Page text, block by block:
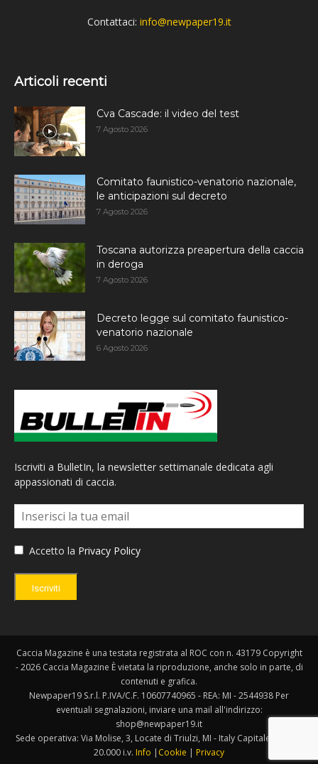
Contattaci: info@newpaper19.it
Articoli recenti
Cva Cascade: il video del test
7 Agosto 2026
Comitato faunistico-venatorio nazionale,
le anticipazioni sul decreto
7 Agosto 2026
Toscana autorizza preapertura della caccia
in deroga
7 Agosto 2026
Decreto legge sul comitato faunistico-
venatorio nazionale
6 Agosto 2026
Iscriviti a BulletIn, la newsletter settimanale dedicata agli
appassionati di caccia.
Accetto la Privacy Policy
Iscriviti
Caccia Magazine è una testata registrata al ROC con n. 43179 Copyright
- 2026 Caccia Magazine È vietata la riproduzione, anche solo in parte, di
contenuti e grafica.
Newpaper19 S.r.l. P.IVA/C.F. 10607740965 - REA: MI - 2544938 Per
eventuali segnalazioni, inviare una mail all'indirizzo:
shop@newpaper19.it
Sede operativa: Via Molise, 3, Locate di Triulzi, MI - Italy Capitale Sociale:
20.000 i.v. Info | Cookie | Privacy